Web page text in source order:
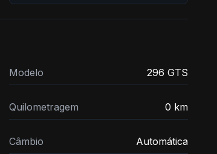
Modelo 296 GTS
Quilometragem 0 km
Câmbio Automática